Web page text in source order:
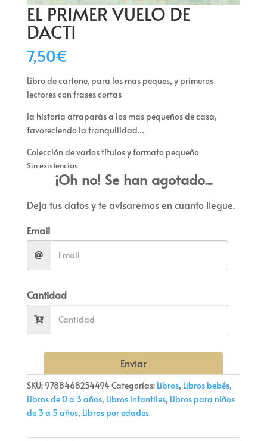
EL PRIMER VUELO DE
DACTI
7,50€
Libro de cartone, para los mas peques, y primeros
lectores con frases cortas
la historia atraparás a los mas pequeños de casa,
favoreciendo la tranquilidad…
Colección de varios títulos y formato pequeño
Sin existencias
¡Oh no! Se han agotado...
Deja tus datos y te avisaremos en cuanto llegue.
Email
Cantidad
Enviar
SKU: 9788468254494Categorías: Libros, Libros bebés,
Libros de 0 a 3 años, Libros infantiles, Libros para niños
de 3 a 5 años, Libros por edades